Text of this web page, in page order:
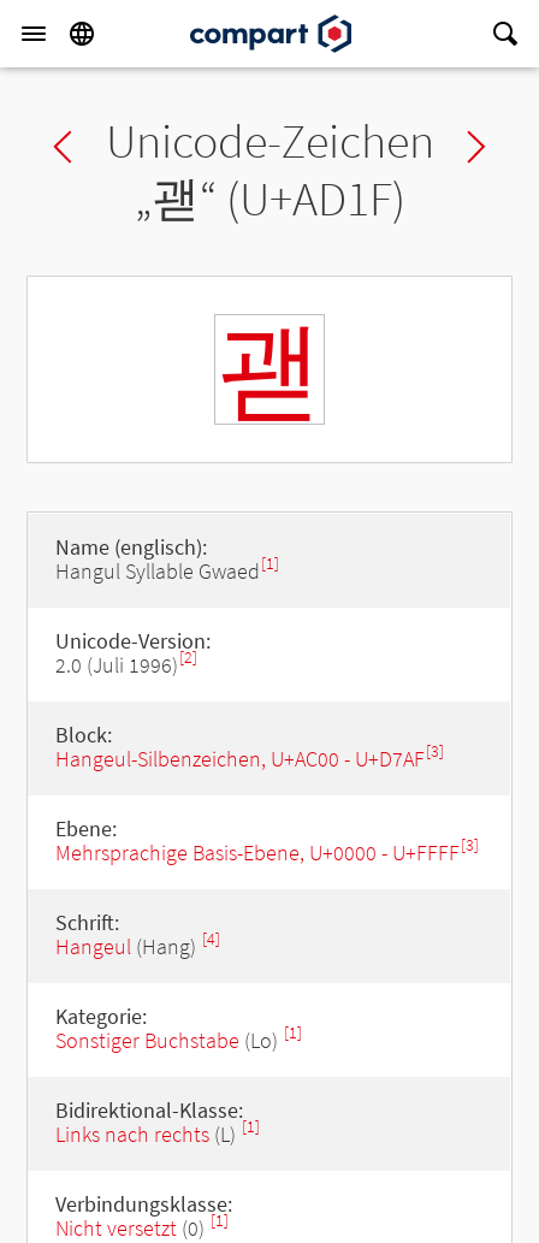
Previous char
Unicode-Zeichen
„괟“ (U+AD1F)
괟
Name (englisch):
Hangul Syllable Gwaed[1]
Unicode-Version:
2.0 (Juli 1996)[2]
Block:
Hangeul-Silbenzeichen, U+AC00 - U+D7AF[3]
Ebene:
Mehrsprachige Basis-Ebene, U+0000 - U+FFFF[3]
Schrift:
Hangeul(Hang) [4]
Kategorie:
Sonstiger Buchstabe (Lo) [1]
Bidirektional-Klasse:
Links nach rechts(L) [1]
Verbindungsklasse:
Nicht versetzt(0) [1]